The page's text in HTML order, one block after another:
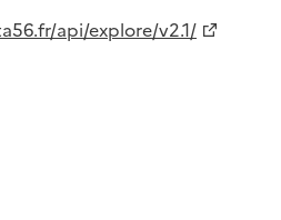
api/explore/v2.1/